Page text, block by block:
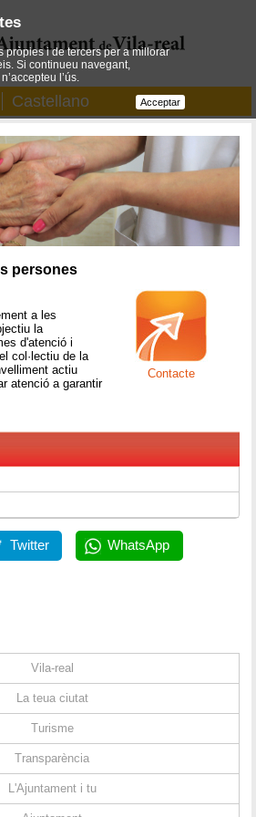
Castellano
Contacte
persones
a les
la
d'atenció i
col·lectiu de la
actiu
atenció a garantir
Twitter WhatsApp
Vila-real
La teua ciutat
Turisme
Transparència
L'Ajuntament i tu
pròpies i de tercers per a millorar
Si continueu navegant,
l’ús.
Acceptar